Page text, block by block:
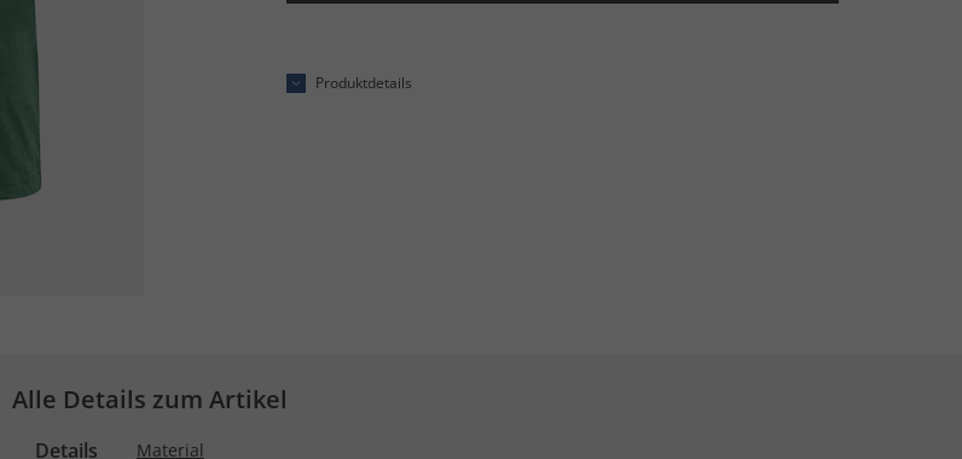
Produktdetails
Alle Details zum Artikel
Details Material